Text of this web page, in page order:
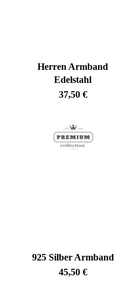
Herren Armband
Edelstahl
37,50 €
925 Silber Armband
45,50 €